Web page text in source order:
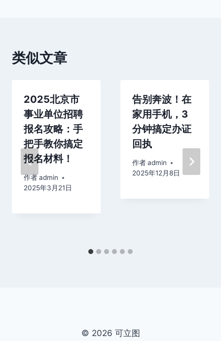
类似文章
2025北京市
事业单位招聘
报名攻略：手
把手教你搞定
报名材料！
作者admin
2025年3月21日
告别奔波！在
家用手机，3
分钟搞定办证
回执
作者admin
2025年12月8日
© 2026 可立图